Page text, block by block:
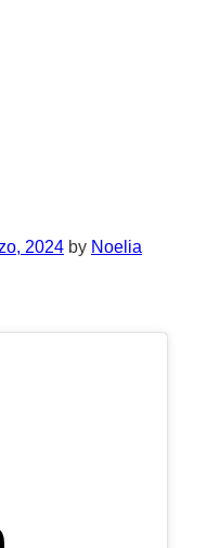
2024 by Noelia